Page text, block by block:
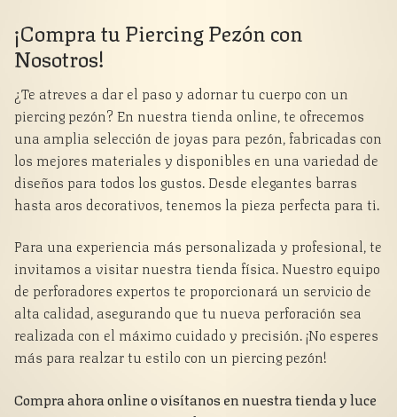
¡Compra tu Piercing Pezón con
Nosotros!
¿Te atreves a dar el paso y adornar tu cuerpo con un
piercing pezón? En nuestra tienda online, te ofrecemos
una amplia selección de joyas para pezón, fabricadas con
los mejores materiales y disponibles en una variedad de
diseños para todos los gustos. Desde elegantes barras
hasta aros decorativos, tenemos la pieza perfecta para ti.
Para una experiencia más personalizada y profesional, te
invitamos a visitar nuestra tienda física. Nuestro equipo
de perforadores expertos te proporcionará un servicio de
alta calidad, asegurando que tu nueva perforación sea
realizada con el máximo cuidado y precisión. ¡No esperes
más para realzar tu estilo con un piercing pezón!
Compra ahora online o visítanos en nuestra tienda y luce